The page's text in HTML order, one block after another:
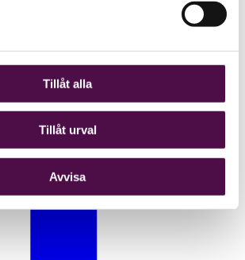
Tillåt alla
Tillåt urval
Avvisa